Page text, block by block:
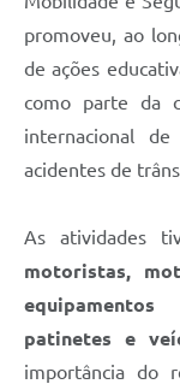
promoveu, ao
de ações
como parte da
internacional
acidentes de
As atividades
motoristas,
patinetes e
importância do